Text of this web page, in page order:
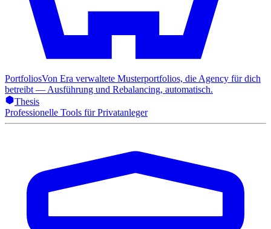
PortfoliosVon Era verwaltete Musterportfolios, die Agency für dich
betreibt — Ausführung und Rebalancing, automatisch.
Thesis
Professionelle Tools für Privatanleger